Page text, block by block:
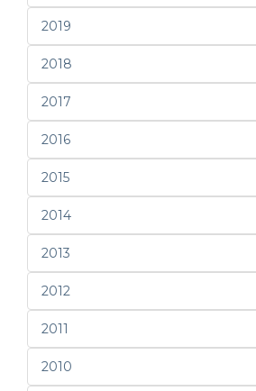
2019
2018
2017
2016
2015
2014
2013
2012
2011
2010